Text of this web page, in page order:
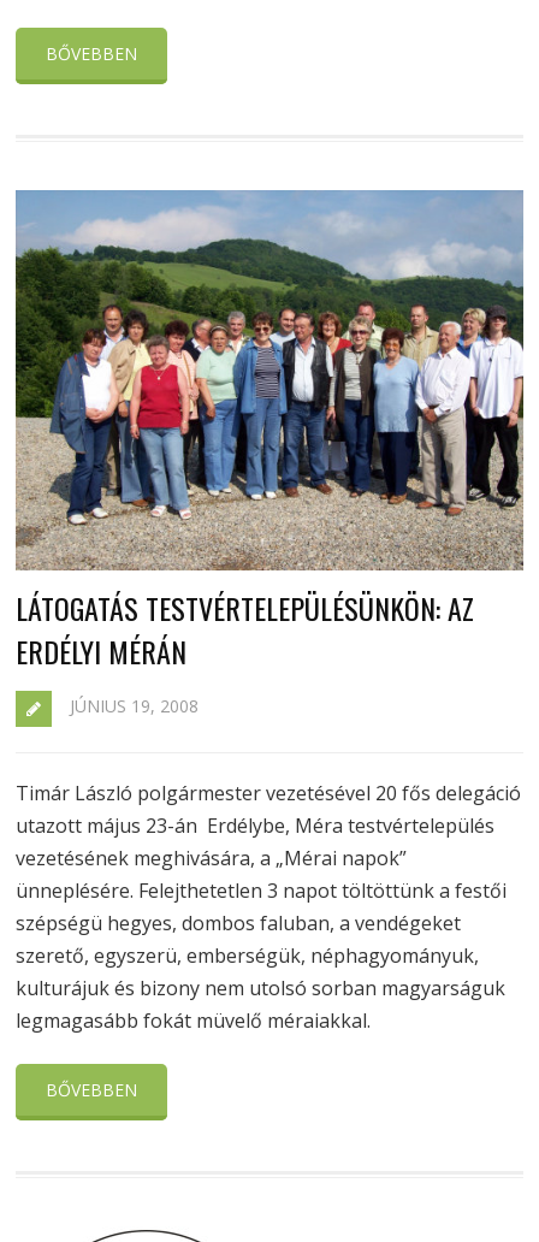
BŐVEBBEN
LÁTOGATÁS TESTVÉRTELEPÜLÉSÜNKÖN: AZ
ERDÉLYI MÉRÁN
JÚNIUS 19, 2008
Timár László polgármester vezetésével 20 fős delegáció
utazott május 23-án Erdélybe, Méra testvértelepülés
vezetésének meghivására, a „Mérai napok”
ünneplésére. Felejthetetlen 3 napot töltöttünk a festői
szépségü hegyes, dombos faluban, a vendégeket
szerető, egyszerü, emberségük, néphagyományuk,
kulturájuk és bizony nem utolsó sorban magyarságuk
legmagasább fokát müvelő méraiakkal.
BŐVEBBEN